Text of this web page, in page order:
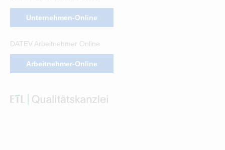
Unternehmen-Online
DATEV Arbeitnehmer Online
Arbeitnehmer-Online